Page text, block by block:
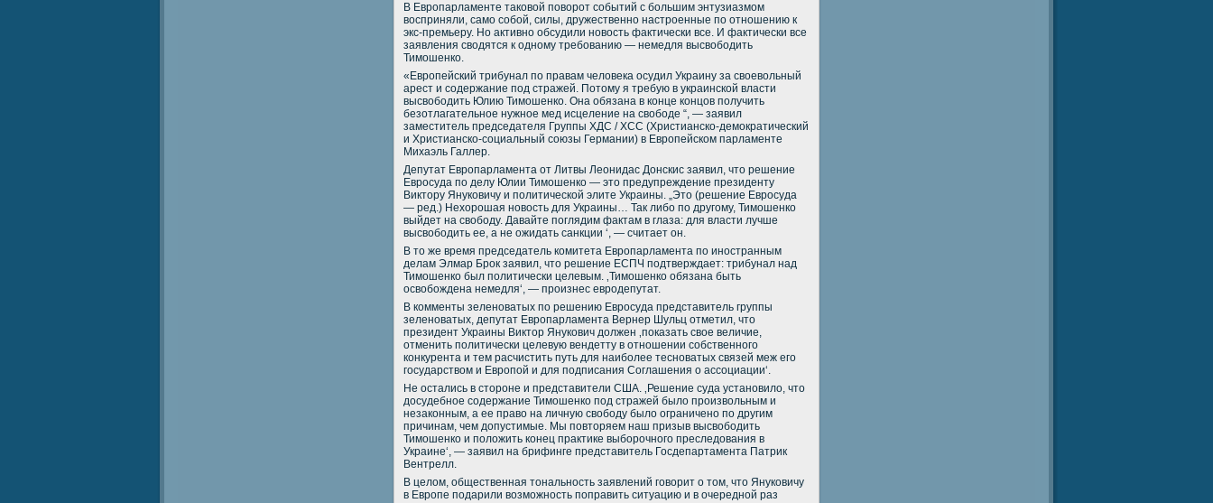
В Европарламенте таковой поворот событий с большим энтузиазмом
восприняли, само собой, силы, дружественно настроенные по отношению к
экс-премьеру. Но активно обсудили новость фактически все. И фактически все
заявления сводятся к одному требованию — немедля высвободить
Тимошенко.
«Европейский трибунал по правам человека осудил Украину за своевольный
арест и содержание под стражей. Потому я требую в украинской власти
высвободить Юлию Тимошенко. Она обязана в конце концов получить
безотлагательное нужное мед исцеление на свободе “, — заявил
заместитель председателя Группы ХДС / ХСС (Христианско-демократический
и Христианско-социальный союзы Германии) в Европейском парламенте
Михаэль Галлер.
Депутат Европарламента от Литвы Леонидас Донскис заявил, что решение
Евросуда по делу Юлии Тимошенко — это предупреждение президенту
Виктору Януковичу и политической элите Украины. „Это (решение Евросуда
— ред.) Нехорошая новость для Украины… Так либо по другому, Тимошенко
выйдет на свободу. Давайте поглядим фактам в глаза: для власти лучше
высвободить ее, а не ожидать санкции ‘, — считает он.
В то же время председатель комитета Европарламента по иностранным
делам Элмар Брок заявил, что решение ЕСПЧ подтверждает: трибунал над
Тимошенко был политически целевым. ‚Тимошенко обязана быть
освобождена немедля‘, — произнес евродепутат.
В комменты зеленоватых по решению Евросуда представитель группы
зеленоватых, депутат Европарламента Вернер Шульц отметил, что
президент Украины Виктор Янукович должен ‚показать свое величие,
отменить политически целевую вендетту в отношении собственного
конкурента и тем расчистить путь для наиболее тесноватых связей меж его
государством и Европой и для подписания Соглашения о ассоциации‘.
Не остались в стороне и представители США. ‚Решение суда установило, что
досудебное содержание Тимошенко под стражей было произвольным и
незаконным, а ее право на личную свободу было ограничено по другим
причинам, чем допустимые. Мы повторяем наш призыв высвободить
Тимошенко и положить конец практике выборочного преследования в
Украине‘, — заявил на брифинге представитель Госдепартамента Патрик
Вентрелл.
В целом, общественная тональность заявлений говорит о том, что Януковичу
в Европе подарили возможность поправить ситуацию и в очередной раз